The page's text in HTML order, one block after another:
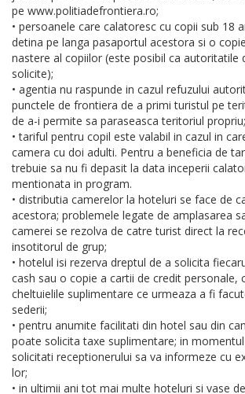
pe www.politiadefrontiera.ro;
• persoanele care calatoresc cu copii sub 18
detina pe langa pasaportul acestora si o
nastere al copiilor (este posibil ca autoritatile
solicite);
• agentia nu raspunde in cazul refuzului
punctele de frontiera de a primi turistul pe
de a-i permite sa paraseasca teritoriul propriu;
• tariful pentru copil este valabil in cazul in
camera cu doi adulti. Pentru a beneficia de
trebuie sa nu fi depasit la data inceperii
mentionata in program.
• distributia camerelor la hoteluri se face de
acestora; problemele legate de amplasarea
camerei se rezolva de catre turist direct la
insotitorul de grup;
• hotelul isi rezerva dreptul de a solicita
cash sau o copie a cartii de credit personale,
cheltuielile suplimentare ce urmeaza a fi
sederii;
• pentru anumite facilitati din hotel sau din
poate solicita taxe suplimentare; in
solicitati receptionerului sa va informeze cu
lor;
• in ultimii ani tot mai multe hoteluri si vase